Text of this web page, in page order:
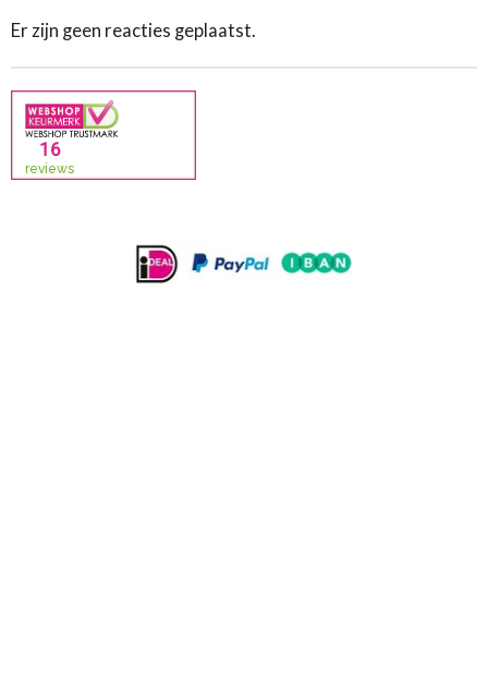
Er zijn geen reacties geplaatst.